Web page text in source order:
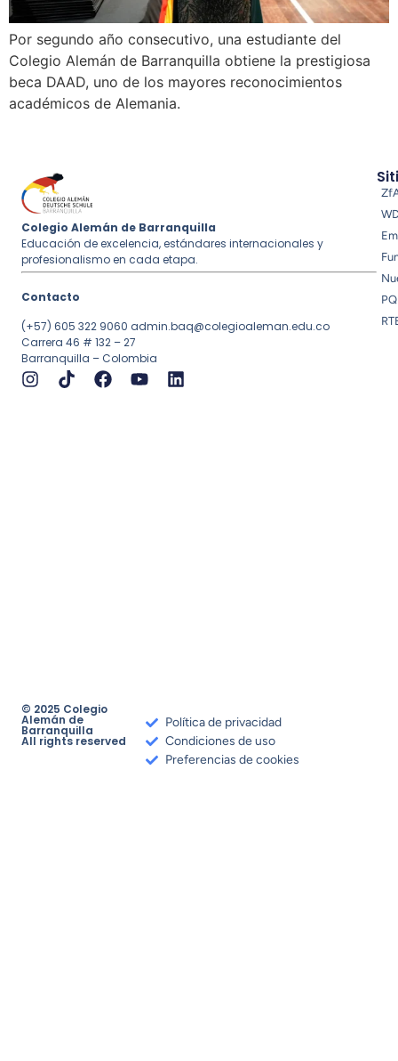
Por segundo año consecutivo, una estudiante del
Colegio Alemán de Barranquilla obtiene la prestigiosa
beca DAAD, uno de los mayores reconocimientos
académicos de Alemania.
Colegio Alemán de Barranquilla
Educación de excelencia, estándares internacionales y
profesionalismo en cada etapa.
Contacto
(+57) 605 322 9060 admin.baq@colegioaleman.edu.co
Carrera 46 # 132 – 27
Barranquilla – Colombia
© 2025 Colegio
Alemán de
Barranquilla
All rights reserved
Política de privacidad
Condiciones de uso
Preferencias de cookies